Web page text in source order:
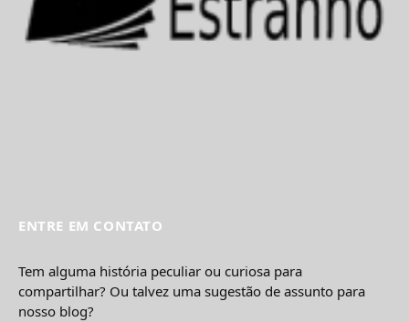
ENTRE EM CONTATO
Tem alguma história peculiar ou curiosa para
compartilhar? Ou talvez uma sugestão de assunto para
nosso blog?